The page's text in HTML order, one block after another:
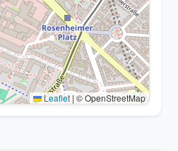
Leaflet | © OpenStreetMap